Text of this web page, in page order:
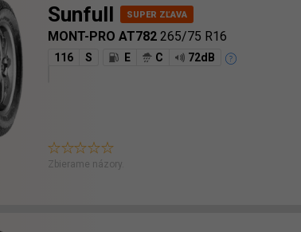
Sunfull
MONT-PRO AT782 265/75 R16
116 S E C 72dB
Zbierame názory.